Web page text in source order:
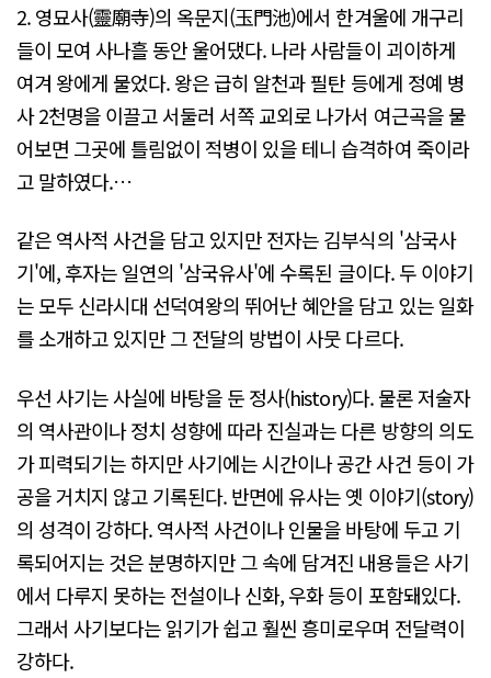
2. 영묘사(靈廟寺)의 옥문지(玉門池)에서 한겨울에 개구리
들이 모여 사나흘 동안 울어댔다. 나라 사람들이 괴이하게
여겨 왕에게 물었다. 왕은 급히 알천과 필탄 등에게 정예 병
사 2천명을 이끌고 서둘러 서쪽 교외로 나가서 여근곡을 물
어보면 그곳에 틀림없이 적병이 있을 테니 습격하여 죽이라
고 말하였다.…
같은 역사적 사건을 담고 있지만 전자는 김부식의 '삼국사
기'에, 후자는 일연의 '삼국유사'에 수록된 글이다. 두 이야기
는 모두 신라시대 선덕여왕의 뛰어난 혜안을 담고 있는 일화
를 소개하고 있지만 그 전달의 방법이 사뭇 다르다.
우선 사기는 사실에 바탕을 둔 정사(history)다. 물론 저술자
의 역사관이나 정치 성향에 따라 진실과는 다른 방향의 의도
가 피력되기는 하지만 사기에는 시간이나 공간 사건 등이 가
공을 거치지 않고 기록된다. 반면에 유사는 옛 이야기(story)
의 성격이 강하다. 역사적 사건이나 인물을 바탕에 두고 기
록되어지는 것은 분명하지만 그 속에 담겨진 내용들은 사기
에서 다루지 못하는 전설이나 신화, 우화 등이 포함돼있다.
그래서 사기보다는 읽기가 쉽고 훨씬 흥미로우며 전달력이
강하다.